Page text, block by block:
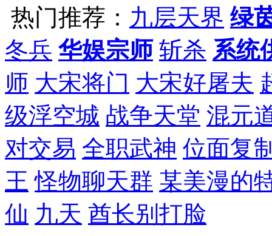
热门推荐： 九层天界 绿
冬兵 华娱宗师 斩杀 系统
师 大宋将门 大宋好屠夫
级浮空城 战争天堂 混元
对交易 全职武神 位面复
王 怪物聊天群 某美漫的
仙 九天 酋长别打脸